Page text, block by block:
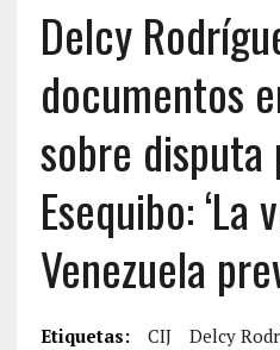
Delcy
documentos
sobre disputa
Esequibo: ‘La
Venezuela
Etiquetas: CIJ Delcy